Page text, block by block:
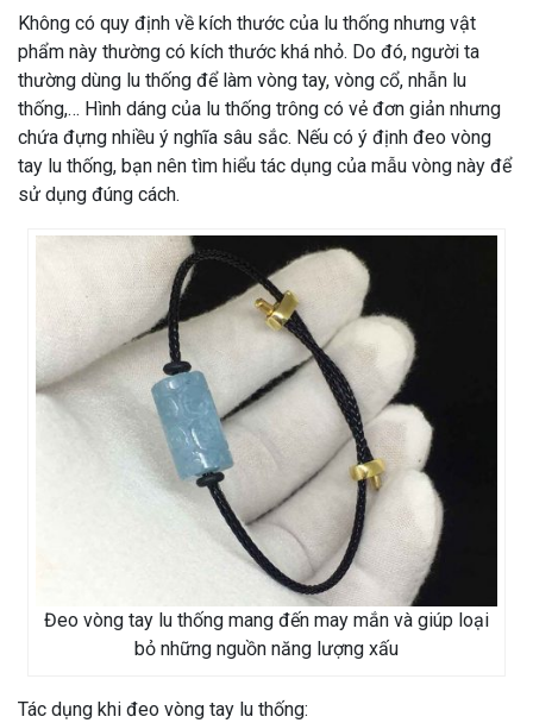
Không có quy định về kích thước của lu thống nhưng vật
phẩm này thường có kích thước khá nhỏ. Do đó, người ta
thường dùng lu thống để làm vòng tay, vòng cổ, nhẫn lu
thống,… Hình dáng của lu thống trông có vẻ đơn giản nhưng
chứa đựng nhiều ý nghĩa sâu sắc. Nếu có ý định đeo vòng
tay lu thống, bạn nên tìm hiểu tác dụng của mẫu vòng này để
sử dụng đúng cách.
Đeo vòng tay lu thống mang đến may mắn và giúp loại
bỏ những nguồn năng lượng xấu
Tác dụng khi đeo vòng tay lu thống: